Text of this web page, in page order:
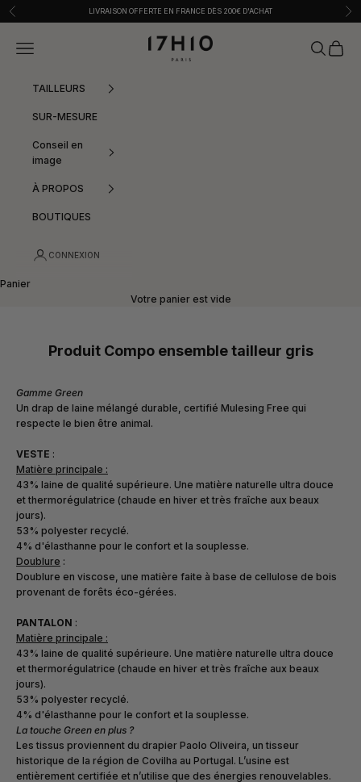
Passer au contenu
Précédent LIVRAISON OFFERTE EN FRANCE DÈS 200€ D'ACHAT
17h10
Menu Recherche
Panier
TAILLEURS
SUR-MESURE
Conseil en
image
À PROPOS
BOUTIQUES
CONNEXION
Panier
Votre panier est vide
Produit Compo ensemble tailleur gris
Gamme Green
Un drap de laine mélangé durable, certifié Mulesing Free qui
respecte le bien être animal.
VESTE :
Matière principale :
43% laine de qualité supérieure. Une matière naturelle ultra douce
et thermorégulatrice (chaude en hiver et très fraîche aux beaux
jours).
53% polyester recyclé.
4% d'élasthanne pour le confort et la souplesse.
Doublure :
Doublure en viscose, une matière faite à base de cellulose de bois
provenant de forêts éco-gérées.
PANTALON :
Matière principale :
43% laine de qualité supérieure. Une matière naturelle ultra douce
et thermorégulatrice (chaude en hiver et très fraîche aux beaux
jours).
53% polyester recyclé.
4% d'élasthanne pour le confort et la souplesse.
La touche Green en plus ?
Les tissus proviennent du drapier Paolo Oliveira, un tisseur
historique de la région de Covilha au Portugal. L’usine est
entièrement certifiée et n’utilise que des énergies renouvelables.